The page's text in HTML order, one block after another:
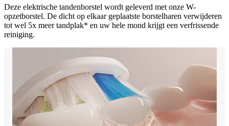
Deze elektrische tandenborstel wordt geleverd met onze W-
opzetborstel. De dicht op elkaar geplaatste borstelharen verwijderen
tot wel 5x meer tandplak* en uw hele mond krijgt een verfrissende
reiniging.